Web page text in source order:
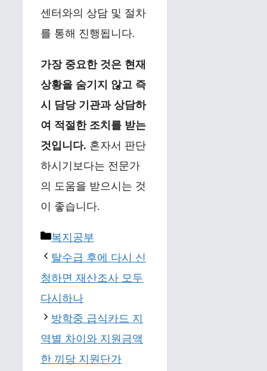
센터와의 상담 및 절차
를 통해 진행됩니다.
가장 중요한 것은 현재
상황을 숨기지 않고 즉
시 담당 기관과 상담하
여 적절한 조치를 받는
것입니다. 혼자서 판단
하시기보다는 전문가
의 도움을 받으시는 것
이 좋습니다.
Categories
복지공부
탈수급 후에 다시 신
청하면 재산조사 모두
다시하나
방학중 급식카드 지
역별 차이와 지원금액
한 끼당 지원단가